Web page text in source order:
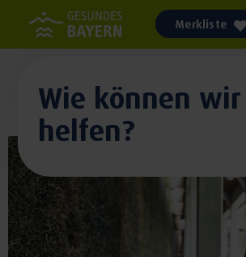
Merkliste
Wie können
helfen?